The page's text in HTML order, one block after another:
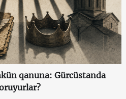
qanuna: Gürcüstanda